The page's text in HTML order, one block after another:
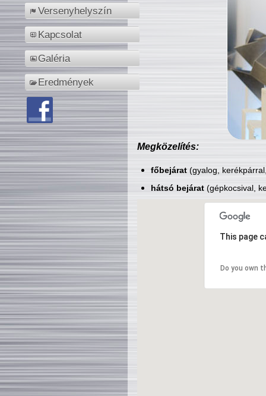
Versenyhelyszín
Kapcsolat
Galéria
Eredmények
Megközelítés:
főbejárat(gyalog,
hátsó bejárat(gépkocsival,
This page
Do you own